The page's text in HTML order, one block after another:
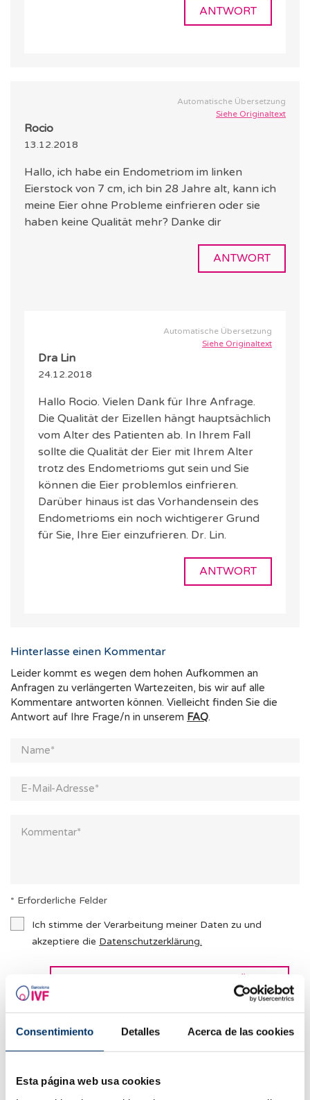
Consentimiento Detalles Acerca de las cookies
Esta página web usa cookies
ANTWORT
Automatische Übersetzung
Siehe Originaltext
Rocio
13.12.2018
Hallo, ich habe ein Endometriom im linken
Eierstock von 7 cm, ich bin 28 Jahre alt, kann ich
meine Eier ohne Probleme einfrieren oder sie
haben keine Qualität mehr? Danke dir
ANTWORT
Automatische Übersetzung
Siehe Originaltext
Dra Lin
24.12.2018
Hallo Rocio. Vielen Dank für Ihre Anfrage.
Die Qualität der Eizellen hängt hauptsächlich
vom Alter des Patienten ab. In Ihrem Fall
sollte die Qualität der Eier mit Ihrem Alter
trotz des Endometrioms gut sein und Sie
können die Eier problemlos einfrieren.
Darüber hinaus ist das Vorhandensein des
Endometrioms ein noch wichtigerer Grund
für Sie, Ihre Eier einzufrieren. Dr. Lin.
ANTWORT
Hinterlasse einen Kommentar
Leider kommt es wegen dem hohen Aufkommen an
Anfragen zu verlängerten Wartezeiten, bis wir auf alle
Kommentare antworten können. Vielleicht finden Sie die
Antwort auf Ihre Frage/n in unserem FAQ.
* Erforderliche Felder
Ich stimme der Verarbeitung meiner Daten zu und
akzeptiere die Datenschutzerklärung.
Verwandte Beiträge